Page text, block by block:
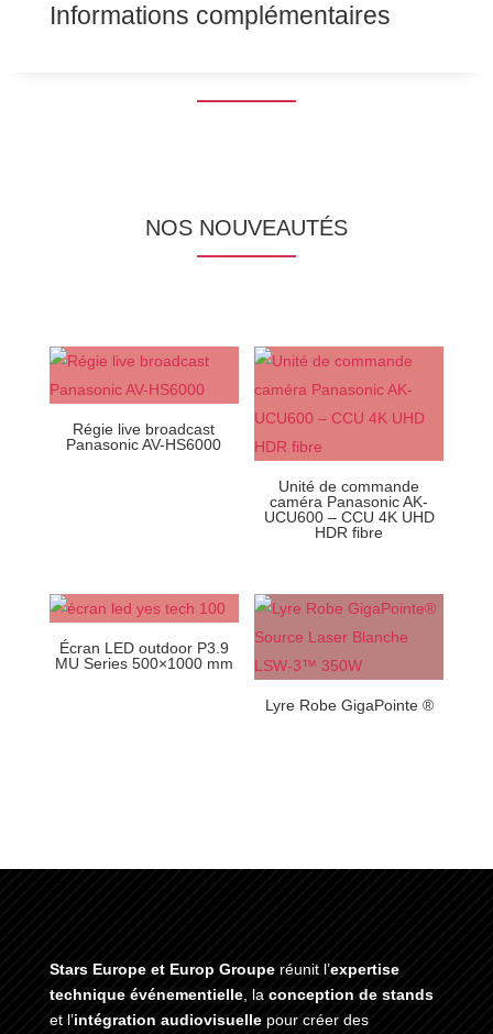
Informations complémentaires
NOS NOUVEAUTÉS
Régie live broadcast
Panasonic AV-HS6000
Unité de commande
caméra Panasonic AK-
UCU600 – CCU 4K UHD
HDR fibre
Écran LED outdoor P3.9
MU Series 500×1000 mm
Lyre Robe GigaPointe ®
Stars Europe et Europ Groupe réunit l’expertise
technique événementielle, la conception de stands
et l’intégration audiovisuellepour créer des